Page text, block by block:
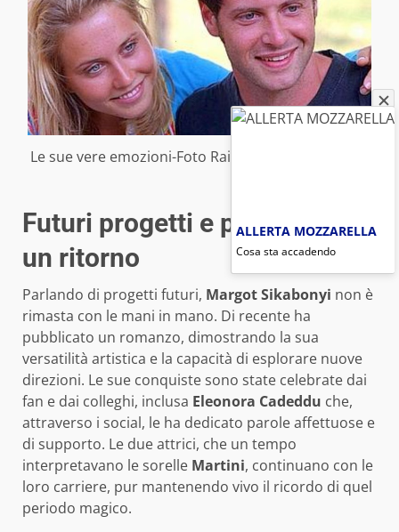
Le sue vere emozioni-Foto Rai Play-(Pontilenews.it)
Futuri progetti e possibilità di
un ritorno
Parlando di progetti futuri, Margot Sikabonyi non è
rimasta con le mani in mano. Di recente ha
pubblicato un romanzo, dimostrando la sua
versatilità artistica e la capacità di esplorare nuove
direzioni. Le sue conquiste sono state celebrate dai
fan e dai colleghi, inclusa Eleonora Cadeddu che,
attraverso i social, le ha dedicato parole affettuose e
di supporto. Le due attrici, che un tempo
interpretavano le sorelle Martini, continuano con le
loro carriere, pur mantenendo vivo il ricordo di quel
periodo magico.
ALLERTA MOZZARELLA
Cosa sta accadendo